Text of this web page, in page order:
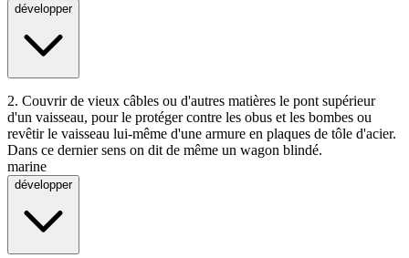
développer
2. Couvrir de vieux câbles ou d'autres matières le pont supérieur
d'un vaisseau, pour le protéger contre les obus et les bombes ou
revêtir le vaisseau lui-même d'une armure en plaques de tôle d'acier.
Dans ce dernier sens on dit de même un wagon blindé.
marine
développer